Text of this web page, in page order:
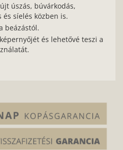
úszás, búvárkodás,
és síelés közben is.
beázástól.
és lehetővé teszi a